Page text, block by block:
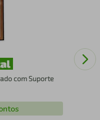
com Suporte